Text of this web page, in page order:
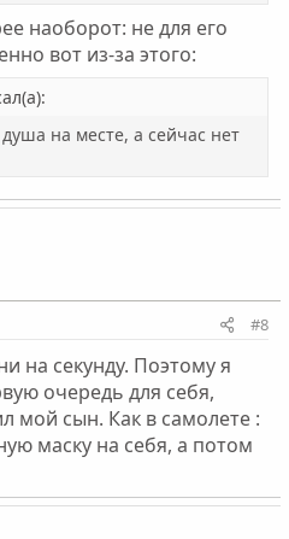
наоборот: не для его
вот из-за этого:
на месте, а сейчас нет
#8
на секунду. Поэтому я
очередь для себя,
мой сын. Как в самолете :
маску на себя, а потом